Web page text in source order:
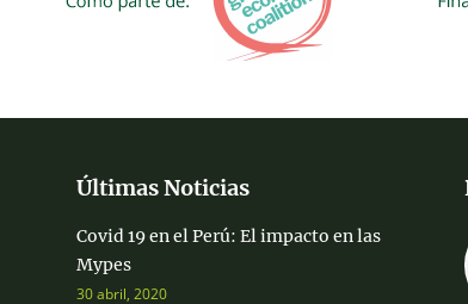
Últimas Noticias
Covid 19 en el Perú: El impacto en las
Mypes
30 abril, 2020